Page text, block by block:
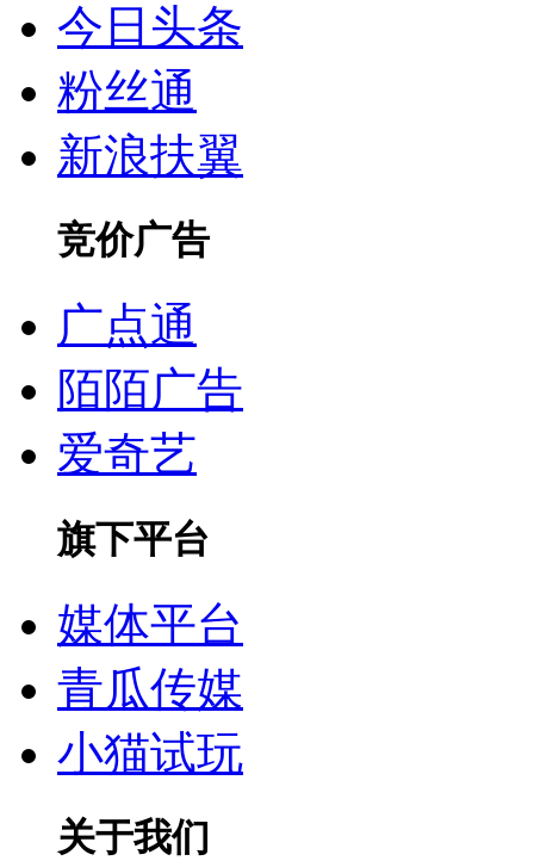
今日头条
粉丝通
新浪扶翼
竞价广告
广点通
陌陌广告
爱奇艺
旗下平台
媒体平台
青瓜传媒
小猫试玩
关于我们